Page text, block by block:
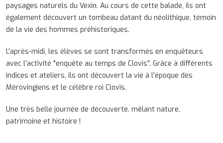
paysages naturels du Vexin. Au cours de cette balade, ils ont
également découvert un tombeau datant du néolithique, témoin
de la vie des hommes préhistoriques.
L'après-midi, les élèves se sont transformés en enquêteurs
avec l'activité "enquête au temps de Clovis". Grâce à différents
indices et ateliers, ils ont découvert la vie à l'époque des
Mérovingiens et le célèbre roi Clovis.
Une très belle journée de découverte, mêlant nature,
patrimoine et histoire !